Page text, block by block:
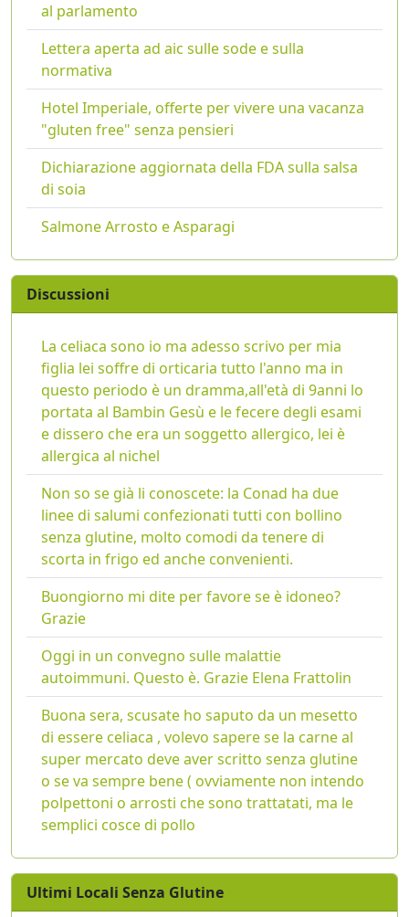
al parlamento
Lettera aperta ad aic sulle sode e sulla
normativa
Hotel Imperiale, offerte per vivere una vacanza
"gluten free" senza pensieri
Dichiarazione aggiornata della FDA sulla salsa
di soia
Salmone Arrosto e Asparagi
Discussioni
La celiaca sono io ma adesso scrivo per mia
figlia lei soffre di orticaria tutto l'anno ma in
questo periodo è un dramma,all'età di 9anni lo
portata al Bambin Gesù e le fecere degli esami
e dissero che era un soggetto allergico, lei è
allergica al nichel
Non so se già li conoscete: la Conad ha due
linee di salumi confezionati tutti con bollino
senza glutine, molto comodi da tenere di
scorta in frigo ed anche convenienti.
Buongiorno mi dite per favore se è idoneo?
Grazie
Oggi in un convegno sulle malattie
autoimmuni. Questo è. Grazie Elena Frattolin
Buona sera, scusate ho saputo da un mesetto
di essere celiaca , volevo sapere se la carne al
super mercato deve aver scritto senza glutine
o se va sempre bene ( ovviamente non intendo
polpettoni o arrosti che sono trattatati, ma le
semplici cosce di pollo
Ultimi Locali Senza Glutine